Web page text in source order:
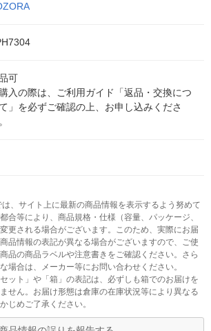
可
入の際は、ご利用ガイド「返品・交換につ
」を必ずご確認の上、お申し込みくださ
、サイト上に最新の商品情報を表示するよう努めて
合等により、商品規格・仕様（容量、パッケージ、
更される場合がございます。このため、実際にお届
品情報の表記が異なる場合がございますので、ご使
品の商品ラベルや注意書きをご確認ください。さら
場合は、メーカー等にお問い合わせください。
ット」や「箱」の表記は、必ずしも箱でのお届けを
せん。お届け形態は倉庫の在庫状況等により異なる
じめご了承ください。